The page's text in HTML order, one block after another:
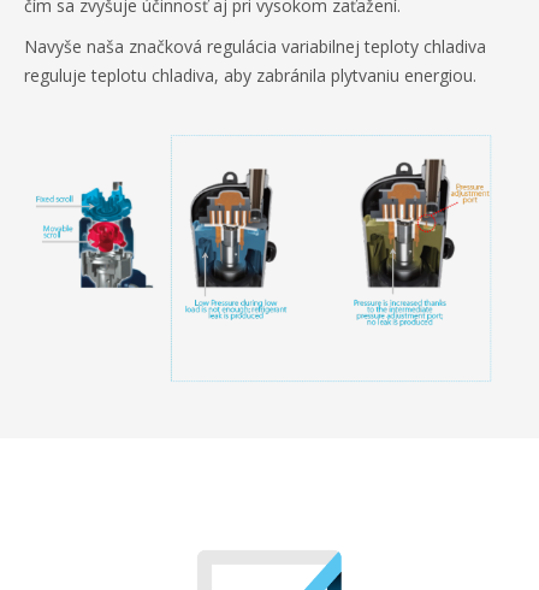
čím sa zvyšuje účinnosť aj pri vysokom zaťažení.
Navyše naša značková regulácia variabilnej teploty chladiva
reguluje teplotu chladiva, aby zabránila plytvaniu energiou.